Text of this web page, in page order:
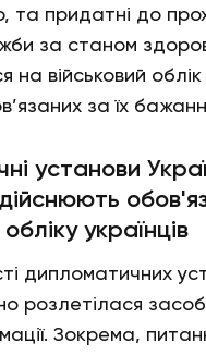
та придатні до
за станом
на військовий облік
за їх
установи
українців
дипломатичних
розлетілася
Зокрема,